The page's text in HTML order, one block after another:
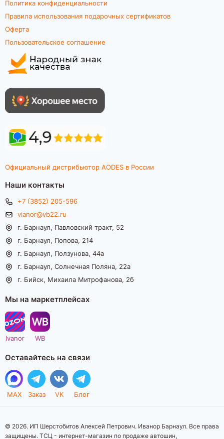
Политика конфиденциальности
Правила использования подарочных сертификатов
Оферта
Пользовательское соглашение
Официальный дистрибьютор AODES в России
Наши контакты
+7 (3852) 205-596
vianor@vb22.ru
г. Барнаул, Павловский тракт, 52
г. Барнаул, Попова, 214
г. Барнаул, Ползунова, 44а
г. Барнаул, Солнечная Поляна, 22а
г. Бийск, Михаила Митрофанова, 2б
Мы на маркетплейсах
Ivanor WB
Оставайтесь на связи
MAX Заказ VK Блог
© 2026. ИП Шерстобитов Алексей Петрович. Иванор Барнаул. Все права
защищены. ТСЦ - интернет-магазин по продаже автошин,